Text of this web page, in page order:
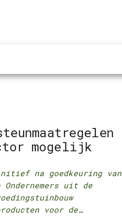
mogelijk
na goedkeuring van
Ondernemers uit de
voor de…